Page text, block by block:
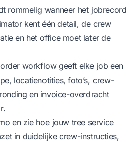
rommelig wanneer het jobrecord
kent één detail, de crew
en het office moet later de
workflow geeft elke job een
locatienotities, foto’s, crew-
en invoice-overdracht
en zie hoe jouw tree service
in duidelijke crew-instructies,